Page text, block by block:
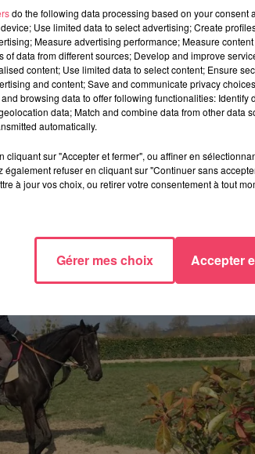
" des maréchaux-ferrand, des vétérinaires,
", énumère le directeur du CERGO.
profession manque cruellement en ce
do the following data processing based on your consent
Use limited data to select advertising; Create
Measure advertising performance; Measure
of data from different sources; Develop and improve
content; Use limited data to select content; Ensure
and content; Save and communicate privacy
browsing data to offer following functionalities:
data; Match and combine data from other data
automatically.
cliquant sur "Accepter et fermer", ou affiner en
également refuser en cliquant sur "Continuer sans
à jour vos choix, ou retirer votre consentement à tout
Gérer mes choix Accepter